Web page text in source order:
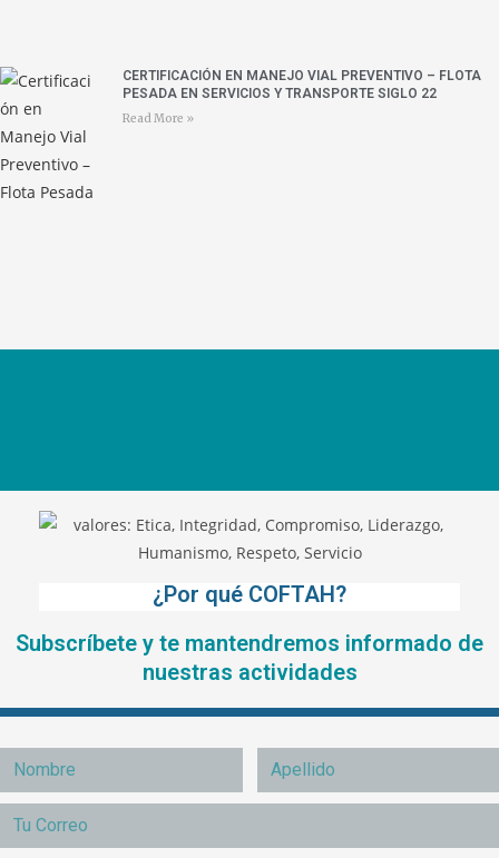
CERTIFICACIÓN EN MANEJO VIAL PREVENTIVO – FLOTA
PESADA EN SERVICIOS Y TRANSPORTE SIGLO 22
Read More »
¿Por qué COFTAH?
Subscríbete y te mantendremos informado de
nuestras actividades